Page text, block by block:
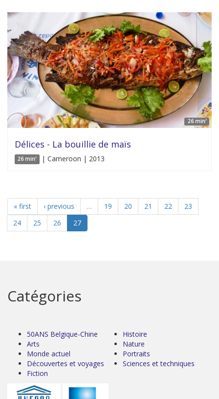
26 min'
Délices - La bouillie de maïs
26 min' | Cameroon | 2013
« first ‹ previous … 19 20 21 22
23
24
25 26 27
Catégories
50ANS Belgique-Chine
Arts
Monde actuel
Découvertes et voyages
Fiction
Histoire
Nature
Portraits
Sciences et techniques